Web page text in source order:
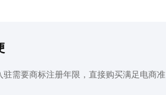
驻需要商标注册年限，直接购买满足电商准